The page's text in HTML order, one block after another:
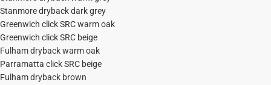
Stanmore dryback dark grey
Greenwich click SRC warm oak
Greenwich click SRC beige
Fulham dryback warm oak
Parramatta click SRC beige
Fulham dryback brown